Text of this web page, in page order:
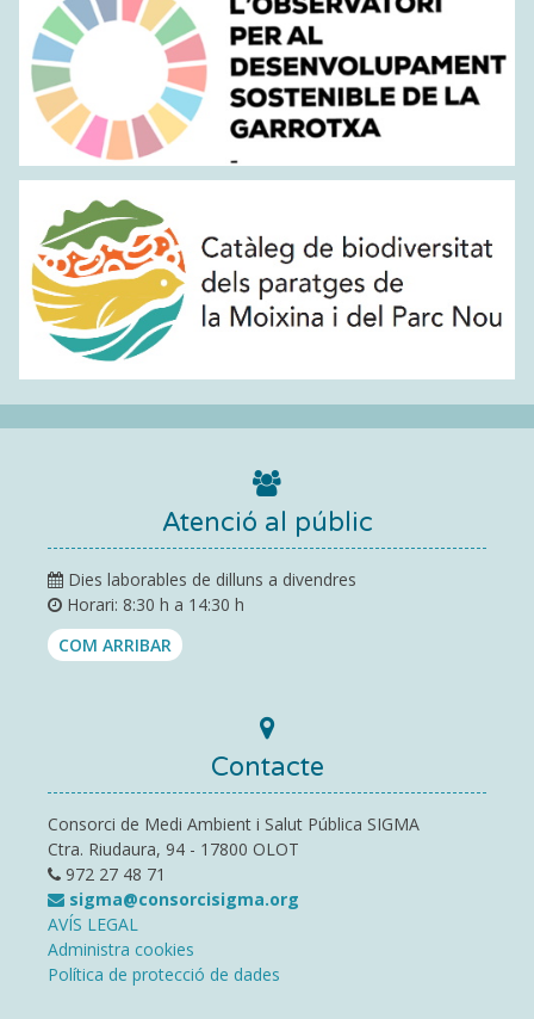
Atenció al públic
Dies laborables de dilluns a divendres
Horari: 8:30 h a 14:30 h
COM ARRIBAR
Contacte
Consorci de Medi Ambient i Salut Pública SIGMA
Ctra. Riudaura, 94 - 17800 OLOT
972 27 48 71
sigma@consorcisigma.org
AVÍS LEGAL
Administra cookies
Política de protecció de dades